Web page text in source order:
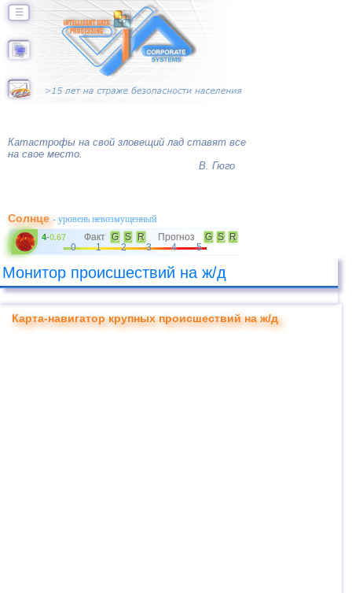
☰
Катастрофы на свой зловещий лад ставят все
на свое место.
В. Гюго
Солнце- уровень невозмущенный
4-0.67 Факт G S R Прогноз G S
R
0
1 2 3 4 5
Монитор происшествий на ж/д
Карта-навигатор крупных происшествий на ж/д